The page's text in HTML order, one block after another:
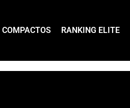
COMPACTOS RANKING ELITE